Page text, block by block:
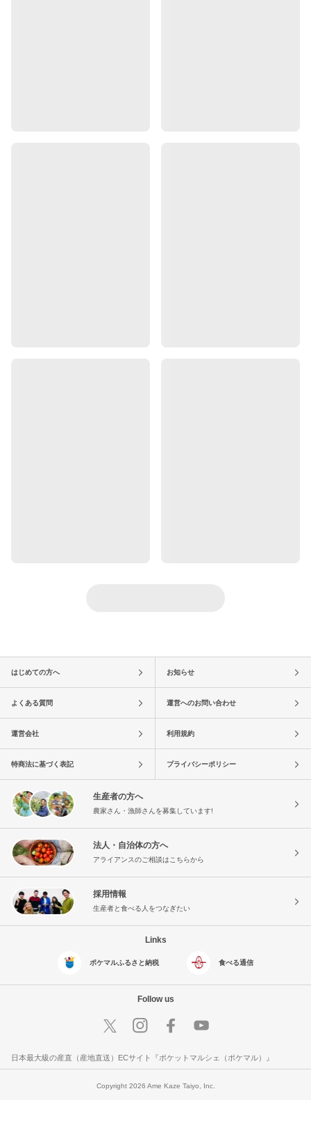
はじめての方へ お知らせ
よくある質問 運営へのお問い合わせ
運営会社 利用規約
特商法に基づく表記 プライバシーポリシー
生産者の方へ
農家さん・漁師さんを募集しています!
法人・自治体の方へ
アライアンスのご相談はこちらから
採用情報
生産者と食べる人をつなぎたい
Links
ポケマルふるさと納税 食べる通信
Follow us
日本最大級の産直（産地直送）ECサイト『ポケットマルシェ（ポケマル）』
Copyright 2026 Ame Kaze Taiyo, Inc.